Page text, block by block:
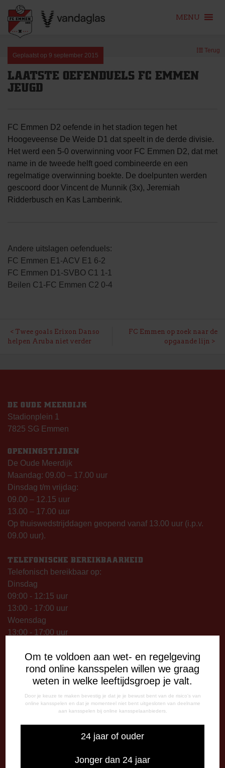
Om te voldoen aan wet- en regelgeving
rond online kansspelen willen we graag
weten in welke leeftijdsgroep je valt.
Door je keuze te maken bevestig je dat je je bewust bent van de risico's van
online kansspelen en dat je momenteel niet bent uitgesloten van deelname
aan kansspelen bij online kansspelaanbieders.
24 jaar of ouder
Jonger dan 24 jaar
content
MENU
Geplaatst op 9 september 2015
Terug
LAATSTE OEFENDUELS FC EMMEN
JEUGD
FC Emmen D2 oefende in het stadion tegen het
Hoogeveense De Weide D1 dat speelt in de derde divisie.
Het werd een 5-0 overwinning voor FC Emmen D2, dat met
name in de tweede helft goed combineerde en een
regelmatige overwinning boekte. De doelpunten werden
gescoord door Vincent de Munnik (3x), Jeremiah
Ridderbusch en Kas Lamberink.
Andere uitslagen oefenduels:
FC Emmen E1-ACV E1 6-2
FC Emmen D1-SVBO C1 1-1
Beilen C1-FC Emmen C2 0-4
BERICHT
Twee goals Erixon Danso
helpen Aruba niet verder
FC Emmen op zoek naar de
opgaande lijn
DE OUDE MEERDIJK
Stadionplein 1
7825 SG Emmen
OPENINGSTIJDEN
De Oude Meerdijk
Maandag: 09.00 – 17.00 uur
Dinsdag t/m vrijdag:
09.00 – 12.15 uur
13.00 – 17.00 uur
Op thuiswedstrijddagen geopend vanaf 13.00 uur (i.p.v.
09.00 uur).
TELEFONISCHE BEREIKBAARHEID
Telefonisch bereikbaar op:
Dinsdag
09:00 - 12:15 uur
13:00 - 17:00 uur
Woensdag
13:00 - 17:00 uur
09:00 - 12:15 uur
13:00 - 17:00 uur
Op thuiswedstrijddagen bereikbaar vanaf 13:00 - 20:00 uur
CORRESPONDENTIE-ADRES
7800 AA Emmen